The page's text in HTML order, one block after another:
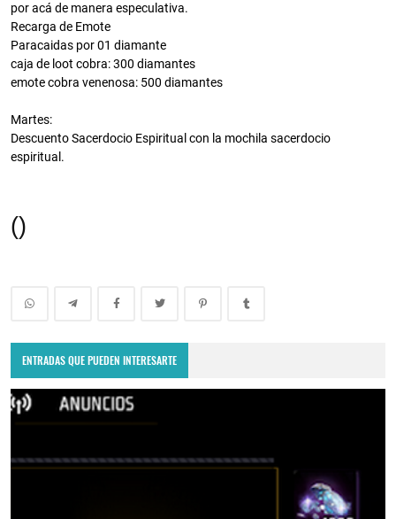
por acá de manera especulativa.
Recarga de Emote
Paracaidas por 01 diamante
caja de loot cobra: 300 diamantes
emote cobra venenosa: 500 diamantes
Martes:
Descuento Sacerdocio Espiritual con la mochila sacerdocio
espiritual.
(ㅤ)
ENTRADAS QUE PUEDEN INTERESARTE